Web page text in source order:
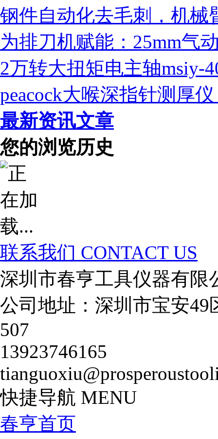
钢件自动化去毛刺，机械
为排刀机赋能：25mm气
2万转大扭矩电主轴msiy-
peacock大喉深指针测厚
最新资讯文章
您的浏览历史
联系我们 CONTACT US
深圳市春亨工具仪器有限
公司地址：深圳市宝安
507
13923746165
快捷导航 MENU
春亨首页